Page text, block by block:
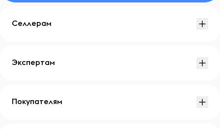
Селлерам
Экспертам
Покупателям